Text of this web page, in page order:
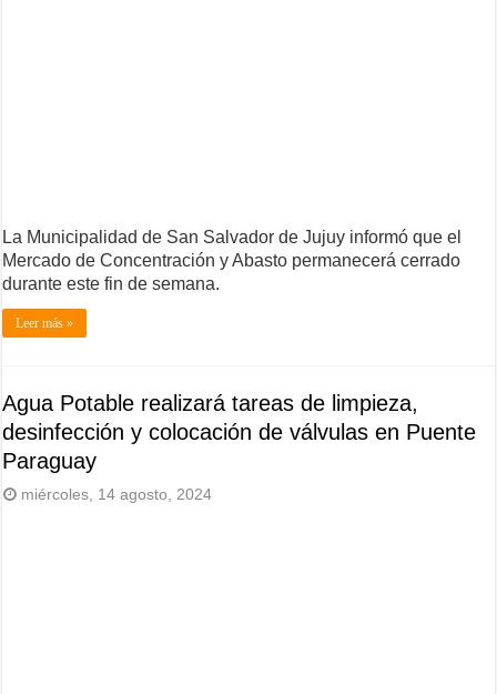
La Municipalidad de San Salvador de Jujuy informó que el
Mercado de Concentración y Abasto permanecerá cerrado
durante este fin de semana.
Leer más »
Agua Potable realizará tareas de limpieza,
desinfección y colocación de válvulas en Puente
Paraguay
miércoles, 14 agosto, 2024